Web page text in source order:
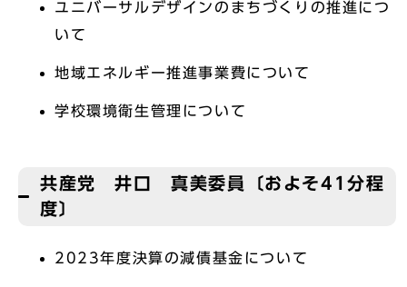
ユニバーサルデザインのまちづくりの推進につ
いて
地域エネルギー推進事業費について
学校環境衛生管理について
共産党 井口 真美委員〔およそ41分程
度〕
2023年度決算の減債基金について